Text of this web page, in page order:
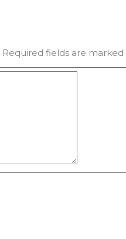
Required fields are marked